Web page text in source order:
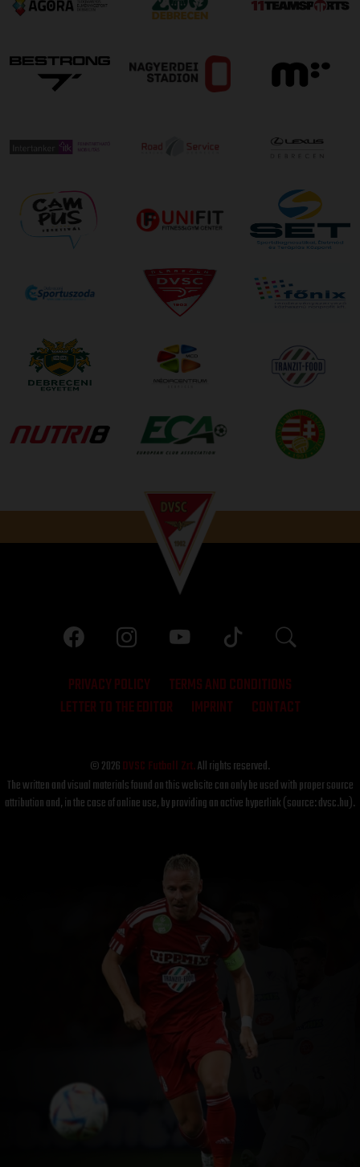
PRIVACY POLICY
TERMS AND CONDITIONS
LETTER TO THE EDITOR
IMPRINT CONTACT
© 2026DVSC Futball Zrt.All rights reserved.
The written and visual materials found on this website can only be used with proper source
attribution and, in the case of online use, by providing an active hyperlink (source: dvsc.hu).